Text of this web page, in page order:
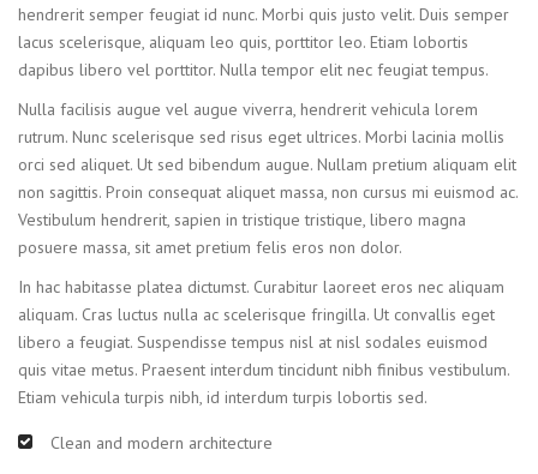
hendrerit semper feugiat id nunc. Morbi quis justo velit. Duis semper
lacus scelerisque, aliquam leo quis, porttitor leo. Etiam lobortis
dapibus libero vel porttitor. Nulla tempor elit nec feugiat tempus.
Nulla facilisis augue vel augue viverra, hendrerit vehicula lorem
rutrum. Nunc scelerisque sed risus eget ultrices. Morbi lacinia mollis
orci sed aliquet. Ut sed bibendum augue. Nullam pretium aliquam elit
non sagittis. Proin consequat aliquet massa, non cursus mi euismod ac.
Vestibulum hendrerit, sapien in tristique tristique, libero magna
posuere massa, sit amet pretium felis eros non dolor.
In hac habitasse platea dictumst. Curabitur laoreet eros nec aliquam
aliquam. Cras luctus nulla ac scelerisque fringilla. Ut convallis eget
libero a feugiat. Suspendisse tempus nisl at nisl sodales euismod
quis vitae metus. Praesent interdum tincidunt nibh finibus vestibulum.
Etiam vehicula turpis nibh, id interdum turpis lobortis sed.
Clean and modern architecture